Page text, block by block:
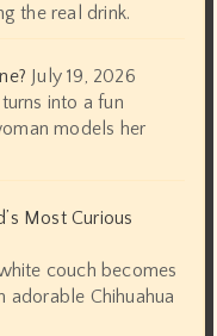
the real drink.
July 19, 2026
into a fun
models her
Most Curious
couch becomes
adorable Chihuahua